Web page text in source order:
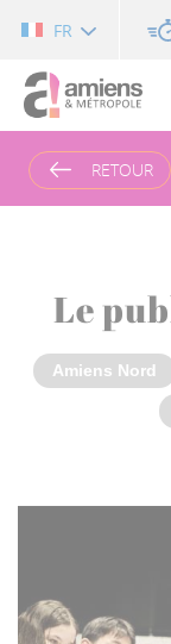
FR
RETOUR
Le
Amiens Nord